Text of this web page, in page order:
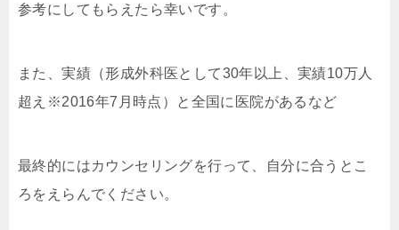
参考にしてもらえたら幸いです。
また、実績（形成外科医として30年以上、実績10万人
超え※2016年7月時点）と全国に医院があるなど
最終的にはカウンセリングを行って、自分に合うとこ
ろをえらんでください。